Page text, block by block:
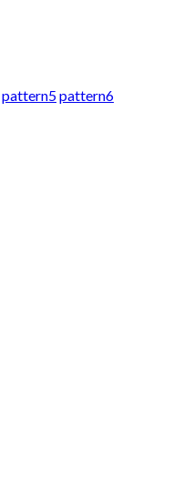
pattern5pattern6